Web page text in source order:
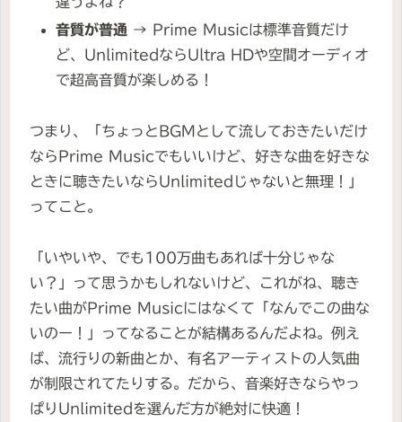
音質が普通 → Prime Musicは標準音質だけ
ど、UnlimitedならUltra HDや空間オーディオ
で超高音質が楽しめる！
つまり、「ちょっとBGMとして流しておきたいだけ
ならPrime Musicでもいいけど、好きな曲を好きな
ときに聴きたいならUnlimitedじゃないと無理！」
ってこと。
「いやいや、でも100万曲もあれば十分じゃな
い？」って思うかもしれないけど、これがね、聴き
たい曲がPrime Musicにはなくて「なんでこの曲な
いのー！」ってなることが結構あるんだよね。例え
ば、流行りの新曲とか、有名アーティストの人気曲
が制限されてたりする。だから、音楽好きならやっ
ぱりUnlimitedを選んだ方が絶対に快適！